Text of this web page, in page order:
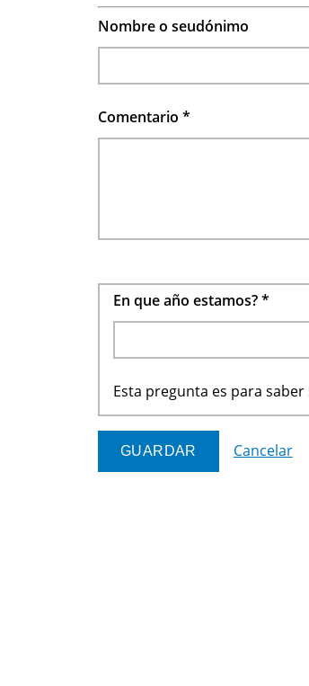
Nombre o seudónimo
Comentario *
En que año estamos?*
Esta pregunta es para
Cancelar